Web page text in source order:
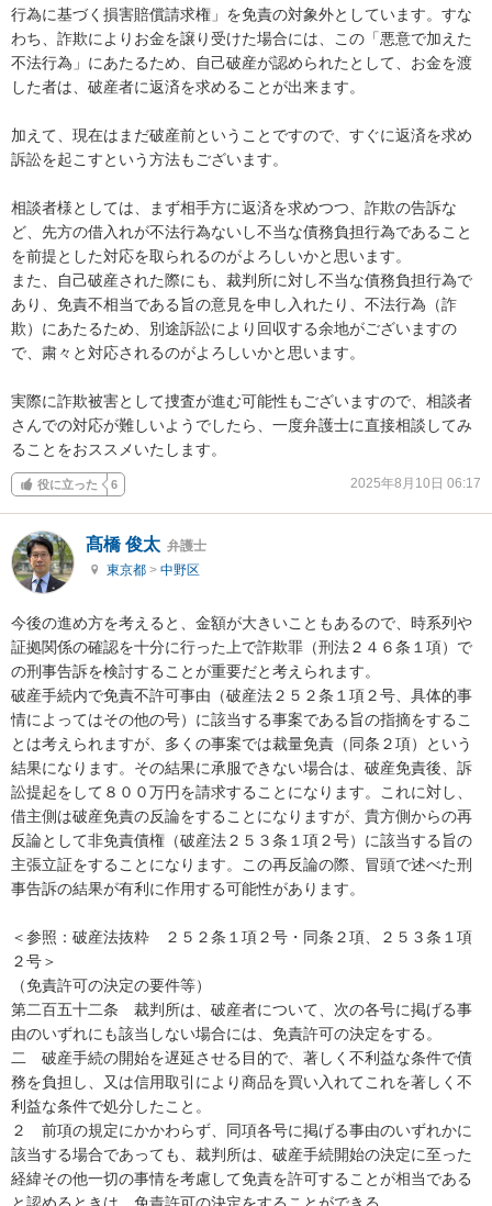
行為に基づく損害賠償請求権」を免責の対象外としています。すな
わち、詐欺によりお金を譲り受けた場合には、この「悪意で加えた
不法行為」にあたるため、自己破産が認められたとして、お金を渡
した者は、破産者に返済を求めることが出来ます。
加えて、現在はまだ破産前ということですので、すぐに返済を求め
訴訟を起こすという方法もございます。
相談者様としては、まず相手方に返済を求めつつ、詐欺の告訴な
ど、先方の借入れが不法行為ないし不当な債務負担行為であること
を前提とした対応を取られるのがよろしいかと思います。
また、自己破産された際にも、裁判所に対し不当な債務負担行為で
あり、免責不相当である旨の意見を申し入れたり、不法行為（詐
欺）にあたるため、別途訴訟により回収する余地がございますの
で、粛々と対応されるのがよろしいかと思います。
実際に詐欺被害として捜査が進む可能性もございますので、相談者
さんでの対応が難しいようでしたら、一度弁護士に直接相談してみ
ることをおススメいたします。
役に立った 6 2025年8月10日 06:17
髙橋 俊太 弁護士
東京都 > 中野区
今後の進め方を考えると、金額が大きいこともあるので、時系列や
証拠関係の確認を十分に行った上で詐欺罪（刑法２４６条１項）で
の刑事告訴を検討することが重要だと考えられます。
破産手続内で免責不許可事由（破産法２５２条１項２号、具体的事
情によってはその他の号）に該当する事案である旨の指摘をするこ
とは考えられますが、多くの事案では裁量免責（同条２項）という
結果になります。その結果に承服できない場合は、破産免責後、訴
訟提起をして８００万円を請求することになります。これに対し、
借主側は破産免責の反論をすることになりますが、貴方側からの再
反論として非免責債権（破産法２５３条１項２号）に該当する旨の
主張立証をすることになります。この再反論の際、冒頭で述べた刑
事告訴の結果が有利に作用する可能性があります。
＜参照：破産法抜粋　２５２条１項２号・同条２項、２５３条１項
２号＞
（免責許可の決定の要件等）
第二百五十二条　裁判所は、破産者について、次の各号に掲げる事
由のいずれにも該当しない場合には、免責許可の決定をする。
二　破産手続の開始を遅延させる目的で、著しく不利益な条件で債
務を負担し、又は信用取引により商品を買い入れてこれを著しく不
利益な条件で処分したこと。
２　前項の規定にかかわらず、同項各号に掲げる事由のいずれかに
該当する場合であっても、裁判所は、破産手続開始の決定に至った
経緯その他一切の事情を考慮して免責を許可することが相当である
と認めるときは、免責許可の決定をすることができる。